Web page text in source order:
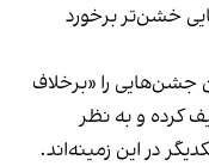
خشن‌تر برخورد
را «برخلاف
کرده و به نظر
در این زمینه‌اند.